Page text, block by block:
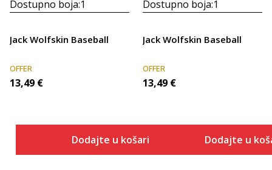
Dostupno boja:1
Jack Wolfskin Baseball
OFFER
13,49 €
Dodajte u košaricu
Dostupno boja:1
Jack Wolfskin Baseball
OFFER
13,49 €
Dodajte u